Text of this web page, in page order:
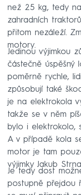
než 25 kg, tedy
zahradních
přitom nezáleží.
motory.
Jedinou výjimkou
částečně úspěšný
poměrně rychle,
způsobují také
je na elektrokola
takže se v něm
bylo i elektrokolo,
A v případě kola
motor je tam
výjimky Jakub
Je tedy dost
postupně přejdou